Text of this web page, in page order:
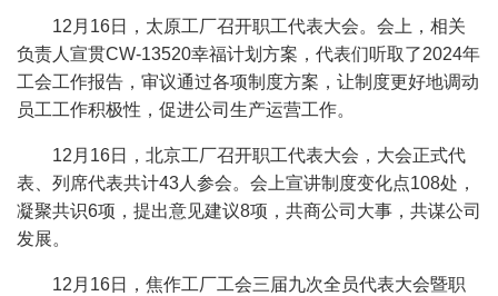
12月16日，太原工厂召开职工代表大会。会上，相关
负责人宣贯CW-13520幸福计划方案，代表们听取了2024年
工会工作报告，审议通过各项制度方案，让制度更好地调动
员工工作积极性，促进公司生产运营工作。
12月16日，北京工厂召开职工代表大会，大会正式代
表、列席代表共计43人参会。会上宣讲制度变化点108处，
凝聚共识6项，提出意见建议8项，共商公司大事，共谋公司
发展。
12月16日，焦作工厂工会三届九次全员代表大会暨职